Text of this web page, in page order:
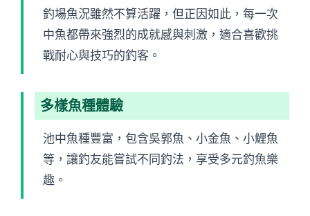
釣場魚況雖然不算活躍，但正因如此，每一次
中魚都帶來強烈的成就感與刺激，適合喜歡挑
戰耐心與技巧的釣客。
多樣魚種體驗
池中魚種豐富，包含吳郭魚、小金魚、小鯉魚
等，讓釣友能嘗試不同釣法，享受多元釣魚樂
趣。